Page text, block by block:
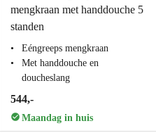
mengkraan met handdouche 5
standen
Eéngreeps mengkraan
Met handdouche en
doucheslang
544,-
Maandag in huis